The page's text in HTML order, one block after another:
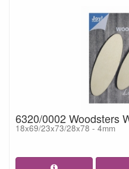
6320/0002 Woodsters
18x69/23x73/28x78 - 4mm